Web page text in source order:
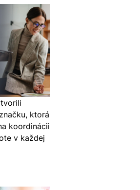
ktorá
koordinácii
v každej